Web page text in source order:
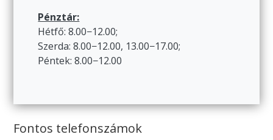
Pénztár:
Hétfő: 8.00−12.00;
Szerda: 8.00−12.00, 13.00−17.00;
Péntek: 8.00−12.00
Fontos telefonszámok